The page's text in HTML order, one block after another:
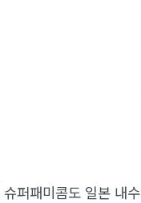
퍼패미콤도 일본 내